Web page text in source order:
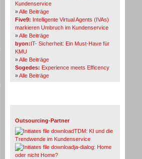
Kundenservice
»Alle Beiträge
Five9: Intelligente Virtual Agents (IVAs)
markieren Umbruch im Kundenservice
»Alle Beiträge
byon:IT- Sicherheit: Ein Must-Have für
KMU
»Alle Beiträge
Sogedes: Experience meets Efficency
»Alle Beiträge
Outsourcing-Partner
TDM: KI und die
Trendwende im Kundenservice
ja-dialog: Home
oder nicht Home?